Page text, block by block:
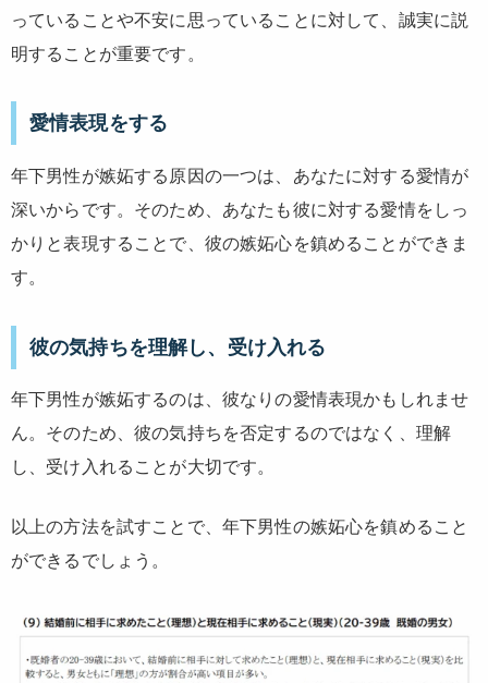
っていることや不安に思っていることに対して、誠実に説
明することが重要です。
愛情表現をする
年下男性が嫉妬する原因の一つは、あなたに対する愛情が
深いからです。そのため、あなたも彼に対する愛情をしっ
かりと表現することで、彼の嫉妬心を鎮めることができま
す。
彼の気持ちを理解し、受け入れる
年下男性が嫉妬するのは、彼なりの愛情表現かもしれませ
ん。そのため、彼の気持ちを否定するのではなく、理解
し、受け入れることが大切です。
以上の方法を試すことで、年下男性の嫉妬心を鎮めること
ができるでしょう。